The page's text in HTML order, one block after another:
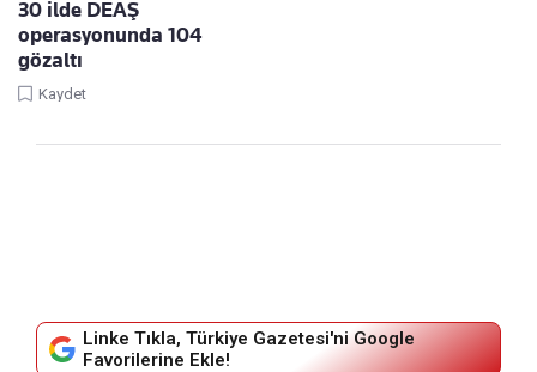
30 ilde DEAŞ
operasyonunda 104
gözaltı
Kaydet
Linke Tıkla, Türkiye Gazetesi'ni Google
Favorilerine Ekle!